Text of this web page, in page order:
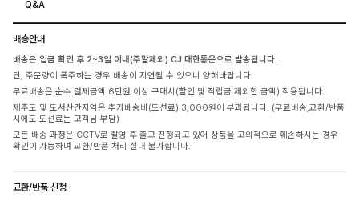
Q&A
배송안내
배송은 입금 확인 후 2~3일 이내(주말제외) CJ 대한통운으로 발송됩니다.
단, 주문량이 폭주하는 경우 배송이 지연될 수 있으니 양해바랍니다.
무료배송은 순수 결제금액 6만원 이상 구매시(할인 및 적립금 제외한 금액) 적용됩니다.
제주도 및 도서산간지역은 추가배송비(도선료) 3,000원이 부과됩니다. (무료배송,교환/반품
시에도 도선료는 고객님 부담)
모든 배송 과정은 CCTV로 촬영 후 출고 진행되고 있어 상품을 고의적으로 훼손하시는 경우
확인이 가능하며 교환/반품 처리 절대 불가합니다.
교환/반품 신청